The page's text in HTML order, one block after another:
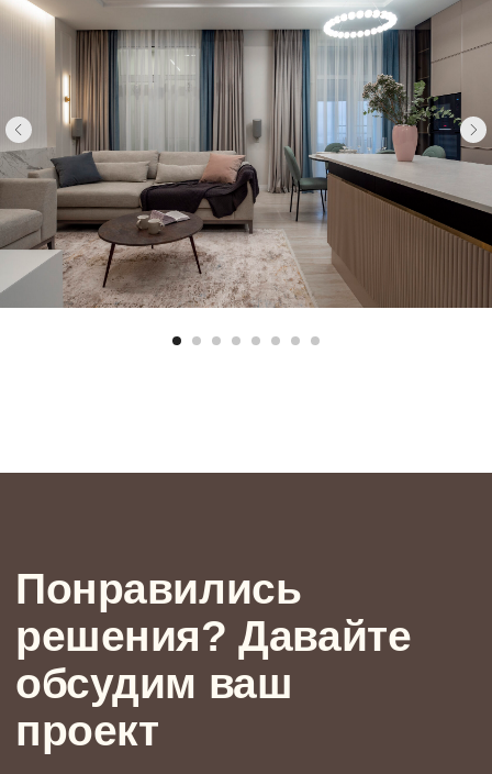
Приглашаем на встречу-знакомство
с Димой, основателем и генеральным
Обсудим вашу будущую квартиру или
дом, поговорим о видении
и приоритетах, сформируем мудборды
и поймем друг друга и ваши цели
проект